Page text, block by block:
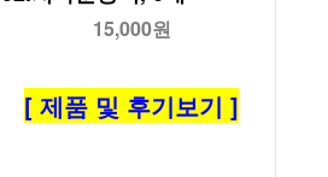
15,000원
[ 제품 및 후기보기 ]